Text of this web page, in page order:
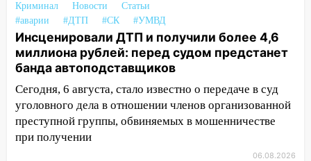
провернул хитрую схему с чужими
проездными
12:10 Ульяновский алиментщик накопил
120 тысяч долга
11:49 Снят режим «Ракетная
опасность» на территории Ульяновской
области
Кабмин РФ разрешил до 1 июля
Криминал Новости
Статьи
#аварии
#ДТП #СК #УМВД
Инсценировали ДТП и получили более 4,6
миллиона рублей: перед судом предстанет
банда автоподставщиков
Сегодня, 6 августа, стало известно о передаче в суд
уголовного дела в отношении членов организованной
преступной группы, обвиняемых в мошенничестве
при получении
06.08.2026